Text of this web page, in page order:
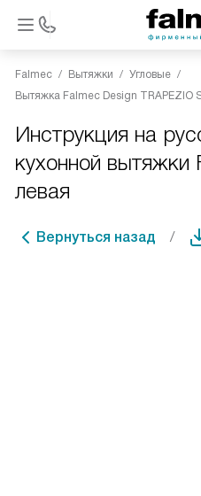
Falmec Вытяжки
Угловые
Вытяжка Falmec Design TRAPEZIO
Инструкция на
кухонной вытяжки
левая
Вернуться назад